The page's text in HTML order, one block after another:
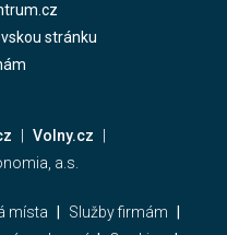
stránku
Volny.cz
a.s.
místa
Služby firmám